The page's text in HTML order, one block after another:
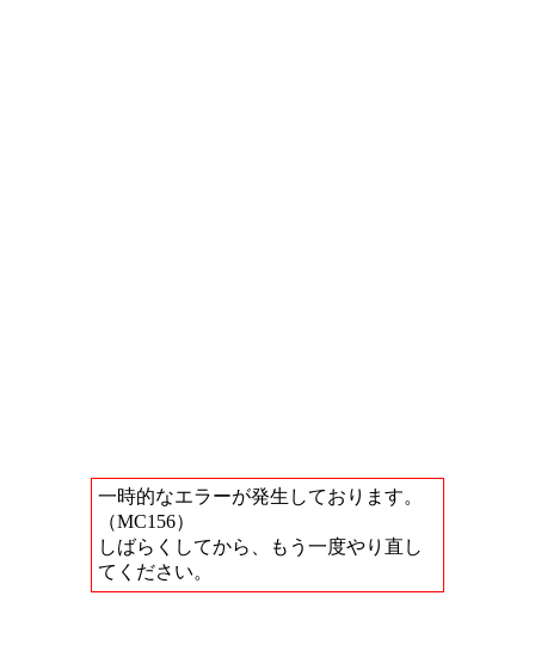
一時的なエラーが発生しております。
（MC156）
しばらくしてから、もう一度やり直し
てください。